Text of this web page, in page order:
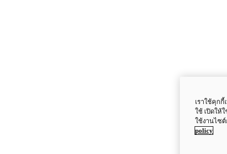
เราใช้คุก
ใช้ เปิดให้
ใช้งานไซ
policy